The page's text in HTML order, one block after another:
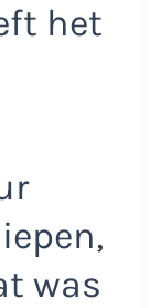
het
was